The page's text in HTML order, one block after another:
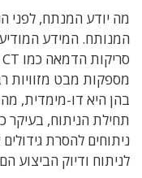
מה יודע המנתח, לפני
המנותח. המידע
מספקות מבט מזוויות
בהן היא דו-מימדית,
תחילת הניתוח, בעיקר
ניתוחים להסרת
לניתוח ודיוק הביצוע